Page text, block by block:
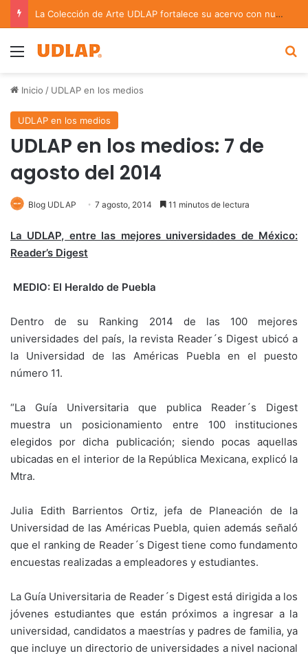
Académica UDLAP asesora un proyecto que creará dispositivo capaz de clasificar episodios ansioso-depresivos
Menu
Inicio / UDLAP en los medios
UDLAP en los medios
UDLAP en los medios: 7 de
agosto del 2014
Blog UDLAP 7 agosto, 2014 11 minutos de lectura
La UDLAP, entre las mejores universidades de México:
Reader’s Digest
MEDIO: El Heraldo de Puebla
Dentro de su Ranking 2014 de las 100 mejores
universidades del país, la revista Reader´s Digest ubicó a
la Universidad de las Américas Puebla en el puesto
número 11.
“La Guía Universitaria que publica Reader´s Digest
muestra un posicionamiento entre 100 instituciones
elegidos por dicha publicación; siendo pocas aquellas
ubicadas en el interior de la República Mexicana, explicó la
Mtra.
Julia Edith Barrientos Ortiz, jefa de Planeación de la
Universidad de las Américas Puebla, quien además señaló
que el ranking de Reader´s Digest tiene como fundamento
encuestas realizadas a empleadores y estudiantes.
La Guía Universitaria de Reader´s Digest está dirigida a los
jóvenes estudiantes que están próximos a ingresar a la
universidad, candidatos a maestrías y padres de familia, ya
que incluye un directorio de universidades a nivel nacional